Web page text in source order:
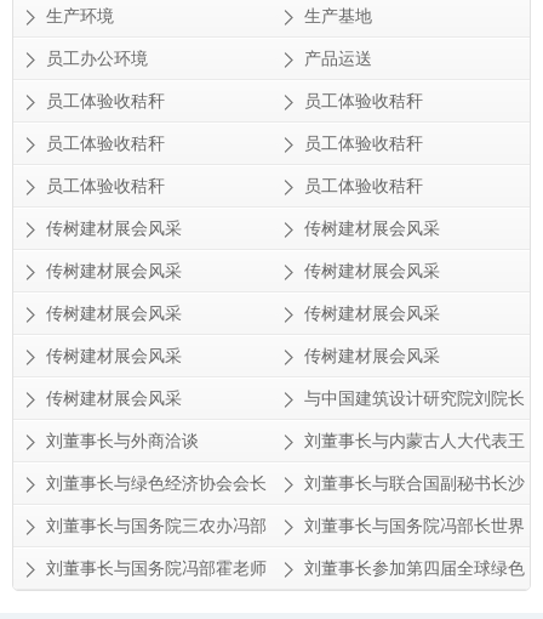
生产环境 生产基地
员工办公环境 产品运送
员工体验收秸秆 员工体验收秸秆
员工体验收秸秆 员工体验收秸秆
员工体验收秸秆 员工体验收秸秆
传树建材展会风采 传树建材展会风采
传树建材展会风采 传树建材展会风采
传树建材展会风采 传树建材展会风采
传树建材展会风采 传树建材展会风采
传树建材展会风采 与中国建筑设计研究院刘院长
合影
刘董事长与外商洽谈 刘董事长与内蒙古人大代表王
局长合影
刘董事长与绿色经济协会会长
邓继海合影
刘董事长与联合国副秘书长沙
祖康合影
刘董事长与国务院三农办冯部
长合影
刘董事长与国务院冯部长世界
和平基金会世界低碳环保联盟
刘董事长与国务院冯部霍老师 刘董事长参加第四届全球绿色